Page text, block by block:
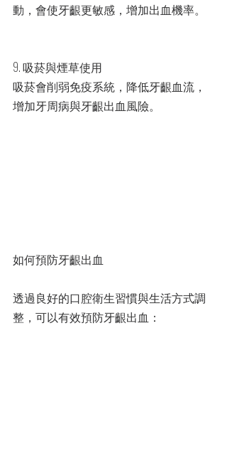
動，會使牙齦更敏感，增加出血機率。
9. 吸菸與煙草使用
吸菸會削弱免疫系統，降低牙齦血流，
增加牙周病與牙齦出血風險。
如何預防牙齦出血
透過良好的口腔衛生習慣與生活方式調
整，可以有效預防牙齦出血：